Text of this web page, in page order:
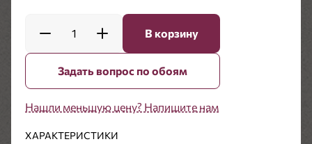
1 В корзину
Задать вопрос по обоям
Нашли меньшую цену? Напишите нам
ХАРАКТЕРИСТИКИ